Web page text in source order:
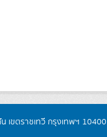
เขตราชเทวี กรุงเทพฯ 10400